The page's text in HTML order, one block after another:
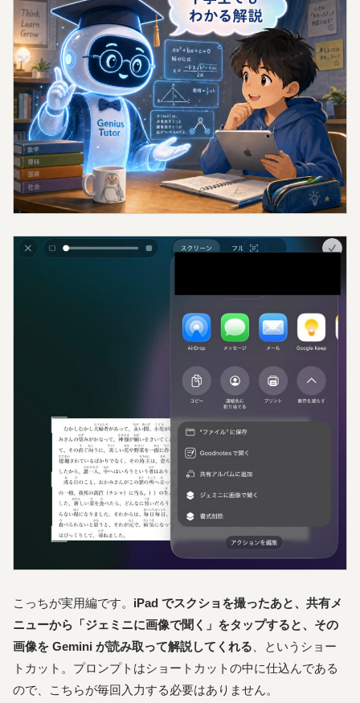
こっちが実用編です。 iPad でスクショを撮ったあと、共有メ
ニューから「ジェミニに画像で聞く」をタップすると、その
画像を Gemini が読み取って解説してくれる 、というショー
トカット。プロンプトはショートカットの中に仕込んである
ので、こちらが毎回入力する必要はありません。